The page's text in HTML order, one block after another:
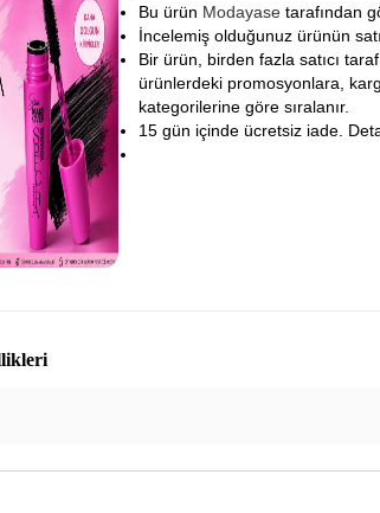
Bu ürün Modayasetarafından
İncelemiş olduğunuz ürünün
Bir ürün, birden fazla satıcı
ürünlerdeki promosyonlara,
kategorilerine göre sıralanır.
15 gün içinde ücretsiz iade.